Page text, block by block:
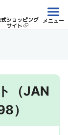
式ショッピング
サイト
メニュー
（JAN
）